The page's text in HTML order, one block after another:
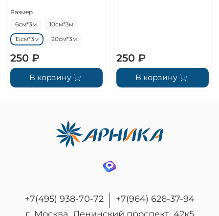
Размер
6см*3м
10см*3м
15см*3м 20см*3м
250 ₽
В корзину
250 ₽
В корзину
+7(495) 938-70-72
+7(964) 626-37-94